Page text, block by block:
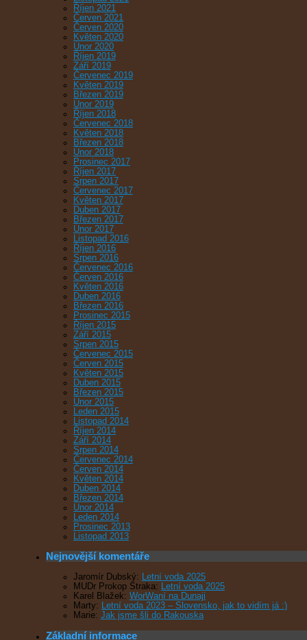
Říjen 2021
Červen 2021
Červen 2020
Květen 2020
Únor 2020
Říjen 2019
Září 2019
Červenec 2019
Květen 2019
Březen 2019
Únor 2019
Říjen 2018
Červenec 2018
Květen 2018
Březen 2018
Únor 2018
Prosinec 2017
Říjen 2017
Srpen 2017
Červenec 2017
Květen 2017
Duben 2017
Březen 2017
Únor 2017
Listopad 2016
Říjen 2016
Srpen 2016
Červenec 2016
Červen 2016
Květen 2016
Duben 2016
Březen 2016
Prosinec 2015
Říjen 2015
Září 2015
Srpen 2015
Červenec 2015
Červen 2015
Květen 2015
Duben 2015
Březen 2015
Únor 2015
Leden 2015
Listopad 2014
Říjen 2014
Září 2014
Srpen 2014
Červenec 2014
Červen 2014
Květen 2014
Duben 2014
Březen 2014
Únor 2014
Leden 2014
Prosinec 2013
Listopad 2013
Nejnovější komentáře
Jaromír Dubský: Letní voda 2025
MUDr Prokop Straka: Letní voda 2025
Karel Blažek: WorWaní na Dunaji
Marty: Letní voda 2023 – Slovensko, jak to vidím já :)
Marie: Jak jsme šli do Rakouska
Základní informace